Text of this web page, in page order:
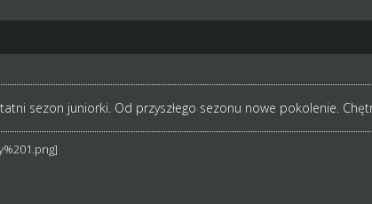
sezon juniorki. Od przyszłego sezonu nowe pokolenie.